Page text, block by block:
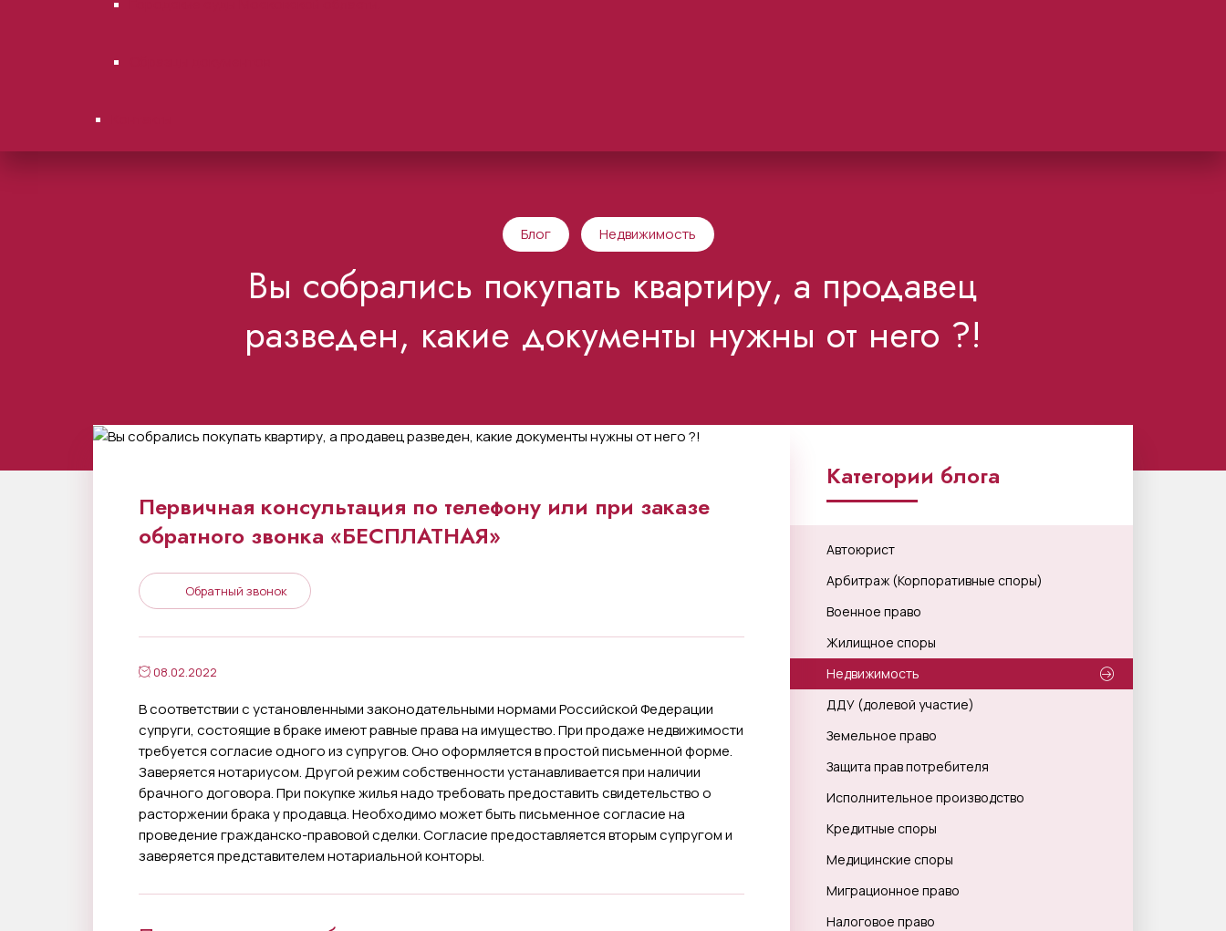
Блог Недвижимость
Вы собрались покупать квартиру, а продавец
разведен, какие документы нужны от него ?!
Первичная консультация по телефону или при заказе
обратного звонка «БЕСПЛАТНАЯ»
Обратный звонок
08.02.2022
В соответствии с установленными законодательными нормами Российской Федерации
супруги, состоящие в браке имеют равные права на имущество. При продаже недвижимости
требуется согласие одного из супругов. Оно оформляется в простой письменной форме.
Заверяется нотариусом. Другой режим собственности устанавливается при наличии
брачного договора. При покупке жилья надо требовать предоставить свидетельство о
расторжении брака у продавца. Необходимо может быть письменное согласие на
проведение гражданско-правовой сделки. Согласие предоставляется вторым супругом и
заверяется представителем нотариальной конторы.
Категории блога
Автоюрист
Арбитраж (Корпоративные споры)
Военное право
Жилищное споры
Недвижимость
ДДУ (долевой участие)
Земельное право
Защита прав потребителя
Исполнительное производство
Кредитные споры
Медицинские споры
Миграционное право
Налоговое право